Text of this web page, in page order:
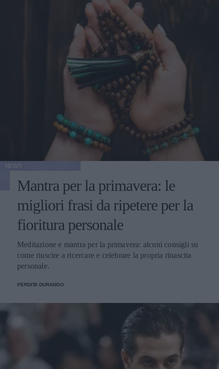
Mantra per la primavera: le
migliori frasi da ripetere per la
fioritura personale
Meditazione e mantra per la primavera: alcuni consigli su
come riuscire a ricercare e celebrare la propria rinascita
personale.
PERDITA DURANGO